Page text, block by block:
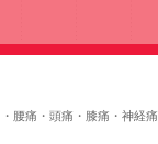
腰痛・頭痛・膝痛・神経痛